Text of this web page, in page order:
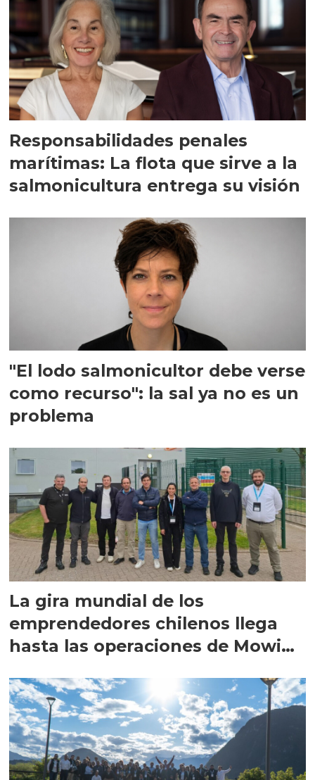
Responsabilidades penales
marítimas: La flota que sirve a la
salmonicultura entrega su visión
"El lodo salmonicultor debe verse
como recurso": la sal ya no es un
problema
La gira mundial de los
emprendedores chilenos llega
hasta las operaciones de Mowi